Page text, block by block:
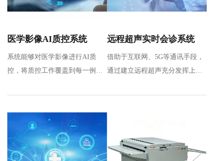
医学影像AI质控系统
系统能够对医学影像进行AI质
控，将质控工作覆盖到每一例影
远程超声实时会诊系统
借助于互联网、5G等通讯手段，
通过建立远程超声充分发挥上级